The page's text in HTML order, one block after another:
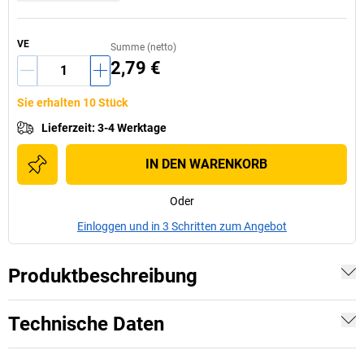
VE Summe (netto)
2,79 €
Sie erhalten 10 Stück
Lieferzeit: 3-4 Werktage
IN DEN WARENKORB
Oder
Einloggen und in 3 Schritten zum Angebot
Produktbeschreibung
Technische Daten